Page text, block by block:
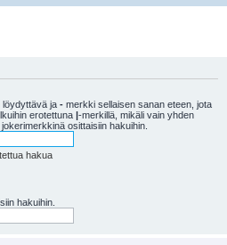
löydyttävä ja - merkki sellaisen sanan eteen, jota
erotettuna |-merkillä, mikäli vain yhden
osittaisiin hakuihin.
hakua
hakuihin.